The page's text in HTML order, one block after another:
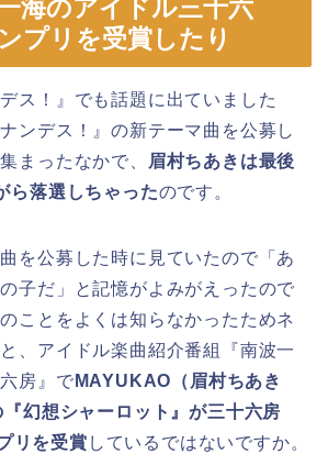
海のアイドル三十六
プリを受賞したり
ス！』でも話題に出ていました
ンデス！』の新テーマ曲を公募し
まったなかで、
眉村ちあきは最後
ら落選しちゃったのです。
を公募した時に見ていたので「あ
子だ」と記憶がよみがえったので
ことをよくは知らなかったためネ
、アイドル楽曲紹介番組『南波一
房』で MAYUKAO（眉村ちあき
幻想シャーロット』が三十六房
リを受賞 しているではないですか。